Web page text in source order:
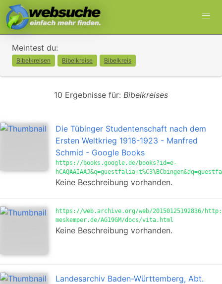
Meintest du:
Bibelkreisen Bibelkreise Bibelkreis
10 Ergebnisse für: Bibelkreises
Die Tübinger Studentenschaft nach dem
Ersten Weltkrieg 1918-1923 - Manfred
Schmid - Google Books
https://books.google.de/books?id=e-
Keine Beschreibung vorhanden.
https://web.archive.org/web/20150125192836/
meskemper.de/AG19GM/docs/vita.html
Keine Beschreibung vorhanden.
Landesarchiv Baden-Württemberg, Abt.